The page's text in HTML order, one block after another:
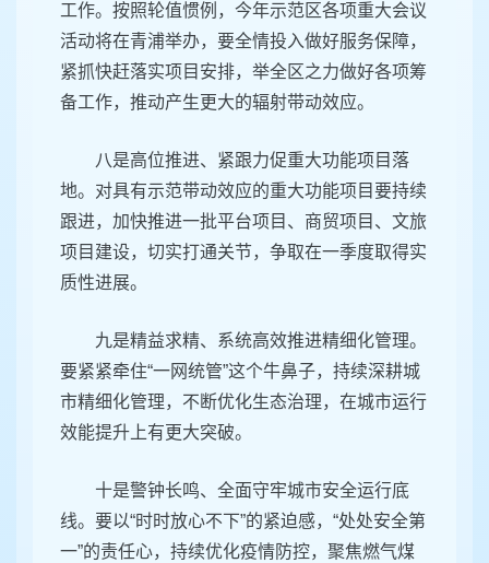
工作。按照轮值惯例，今年示范区各项重大会议
活动将在青浦举办，要全情投入做好服务保障，
紧抓快赶落实项目安排，举全区之力做好各项筹
备工作，推动产生更大的辐射带动效应。
八是高位推进、紧跟力促重大功能项目落
地。对具有示范带动效应的重大功能项目要持续
跟进，加快推进一批平台项目、商贸项目、文旅
项目建设，切实打通关节，争取在一季度取得实
质性进展。
九是精益求精、系统高效推进精细化管理。
要紧紧牵住“一网统管”这个牛鼻子，持续深耕城
市精细化管理，不断优化生态治理，在城市运行
效能提升上有更大突破。
十是警钟长鸣、全面守牢城市安全运行底
线。要以“时时放心不下”的紧迫感，“处处安全第
一”的责任心，持续优化疫情防控，聚焦燃气煤